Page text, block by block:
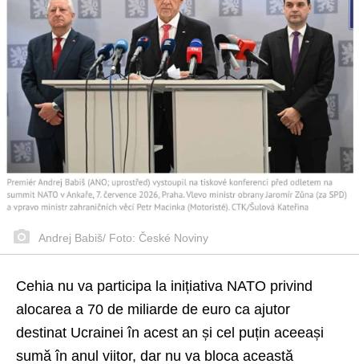
Andrej Babiš/ Foto: České Noviny
Cehia nu va participa la inițiativa NATO privind
alocarea a 70 de miliarde de euro ca ajutor
destinat Ucrainei în acest an și cel puțin aceeași
sumă în anul viitor, dar nu va bloca această